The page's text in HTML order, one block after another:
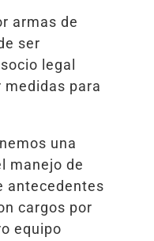
armas de
ser
legal
medidas para
una
manejo de
antecedentes
cargos por
equipo